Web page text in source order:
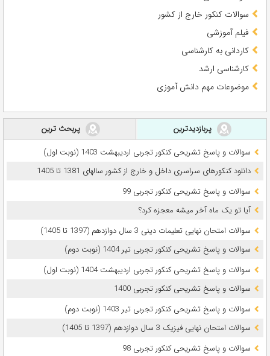
سوالات کنکور خارج از کشور
فیلم آموزشی
کاردانی به کارشناسی
کارشناسی ارشد
موضوعات مهم دانش آموزی
پربازدیدترین
پربحث ترین
سوالات و پاسخ تشریحی کنکور تجربی اردیبهشت 1403 (نوبت اول)
دانلود کنکورهای سراسری داخل و خارج از کشور سالهای 1381 تا 1405
سوالات و پاسخ تشریحی کنکور تجربی 99
آیا تو یک ماه آخر میشه معجزه کرد؟
سوالات امتحان نهایی تعلیمات دینی 3 سال دوازدهم (1397 تا 1405)
سوالات و پاسخ تشریحی کنکور تجربی تیر 1404 (نوبت دوم)
سوالات و پاسخ تشریحی کنکور تجربی اردیبهشت 1404 (نوبت اول)
سوالات و پاسخ تشریحی کنکور تجربی 1400
سوالات و پاسخ تشریحی کنکور تجربی تیر 1403 (نوبت دوم)
سوالات امتحان نهایی فیزیک 3 سال دوازدهم (1397 تا 1405)
سوالات و پاسخ تشریحی کنکور تجربی 98